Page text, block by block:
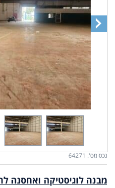
נכס מס'. 64271
מבנה לוגיסטיקה ואחסנה